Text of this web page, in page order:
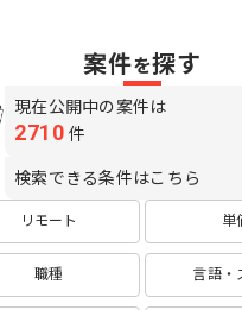
案件を探す
現在公開中の案件は
2710 件
検索できる条件はこちら
リモート 単
職種 言語・